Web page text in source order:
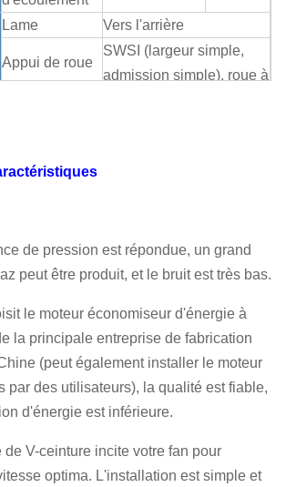
Lame Vers l'arrière
Appui de roue
SWSI (largeur simple,
admission simple), roue à
refroidissement
refroidissement par l'eau,
refroidissement à l'huile
Moteur
WEG, TECO,
chinoise…
Roue à aubes
SS304, SS316,
HG785,
de pression est répondue, un grand
peut être produit, et le bruit est très bas.
le moteur économiseur d'énergie à
la principale entreprise de fabrication
(peut également installer le moteur
par des utilisateurs), la qualité est fiable,
d'énergie est inférieure.
de V-ceinture incite votre fan pour
optima. L'installation est simple et